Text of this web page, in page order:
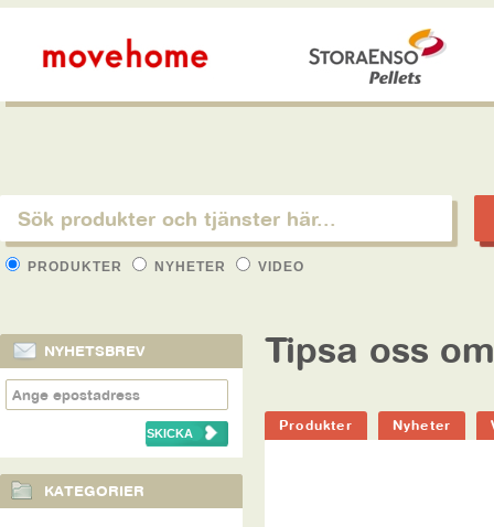
PRODUKTER NYHETER VIDEO
NYHETSBREV
KATEGORIER
Tipsa oss
Produkter Nyheter